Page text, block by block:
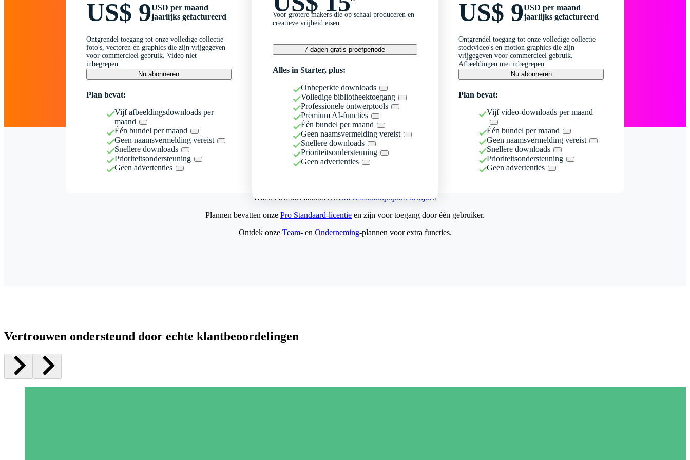
US$ 9USD per maand
jaarlijks gefactureerd
Ontgrendel toegang tot onze volledige collectie
foto's, vectoren en graphics die zijn vrijgegeven
voor commercieel gebruik. Video niet
inbegrepen.
Nu abonneren
Plan bevat:
Vijf afbeeldingsdownloads per
maand
Één bundel per maand
Geen naamsvermelding vereist
Snellere downloads
Prioriteitsondersteuning
Geen advertenties
Voor grotere makers die op schaal produceren en
creatieve vrijheid eisen
7 dagen gratis proefperiode
Alles in Starter, plus:
Onbeperkte downloads
Volledige bibliotheektoegang
Professionele ontwerptools
Premium AI-functies
Één bundel per maand
Geen naamsvermelding vereist
Snellere downloads
Prioriteitsondersteuning
Geen advertenties
US$ 9USD per maand
jaarlijks gefactureerd
Ontgrendel toegang tot onze volledige collectie
stockvideo's en motion graphics die zijn
vrijgegeven voor commercieel gebruik.
Afbeeldingen niet inbegrepen.
Nu abonneren
Plan bevat:
Vijf video-downloads per maand
Één bundel per maand
Geen naamsvermelding vereist
Snellere downloads
Prioriteitsondersteuning
Geen advertenties
Wilt u zich niet abonneren?Meer aankoopopties bekijken
Plannen bevatten onze Pro Standaard-licentie en zijn voor toegang door één gebruiker.
Ontdek onze Team- en Onderneming-plannen voor extra functies.
Vertrouwen ondersteund door echte klantbeoordelingen